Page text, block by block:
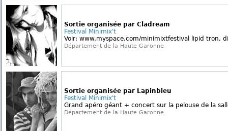
Sortie organisée par Cladream
Festival Minimix't
Voir: www.myspace.com/minimixtfestival lipid tron,
Département de la Haute Garonne
Sortie organisée par Lapinbleu
Festival Minimix't
Grand apéro géant + concert sur la pelouse de la
Département de la Haute Garonne